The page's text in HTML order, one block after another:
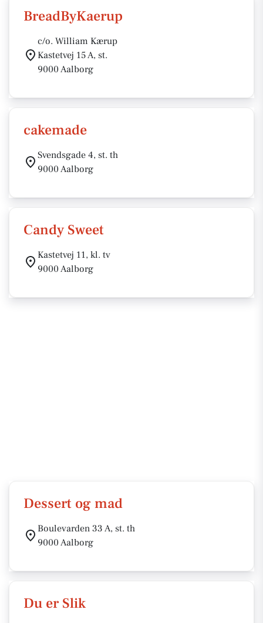
BreadByKaerup
c/o. William Kærup
Kastetvej 15 A, st.
9000 Aalborg
cakemade
Svendsgade 4, st. th
9000 Aalborg
Candy Sweet
Kastetvej 11, kl. tv
9000 Aalborg
Dessert og mad
Boulevarden 33 A, st. th
9000 Aalborg
Du er Slik